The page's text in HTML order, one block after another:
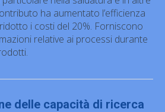
ha aumentato l’efficienza
i costi del 20%. Forniscono
relative ai processi durante
delle capacità di ricerca